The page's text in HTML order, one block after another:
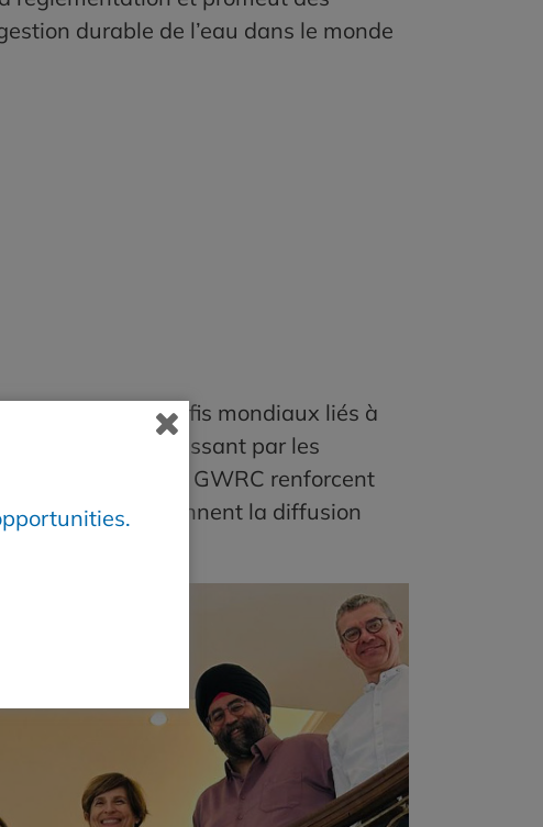
durable de l’eau dans le monde
aux défis mondiaux liés à
eaux usées en passant par les
membres de la GWRC renforcent
l’eau et soutiennent la diffusion